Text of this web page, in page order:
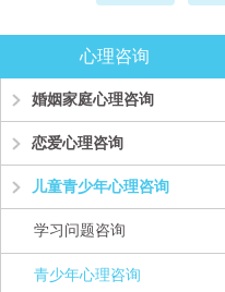
心理咨询
婚姻家庭心理咨询
恋爱心理咨询
儿童青少年心理咨询
学习问题咨询
青少年心理咨询